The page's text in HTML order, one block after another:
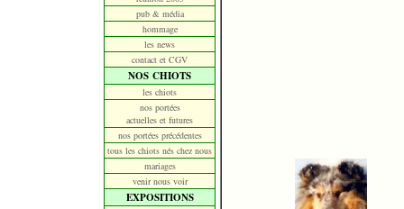
pub & média
hommage
les news
contact et CGV
NOS CHIOTS
les chiots
nos portées
actuelles et futures
nos portées précédentes
tous les chiots nés chez nous
mariages
venir nous voir
EXPOSITIONS